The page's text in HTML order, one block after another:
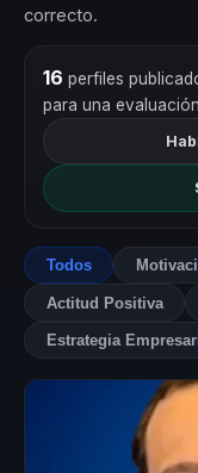
correcto.
16 perfiles
para una
Todos
Actitud Positiva
Estrategia